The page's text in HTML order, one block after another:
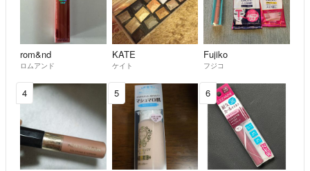
rom&nd
ロムアンド
KATE
ケイト
Fujiko
フジコ
4 5 6